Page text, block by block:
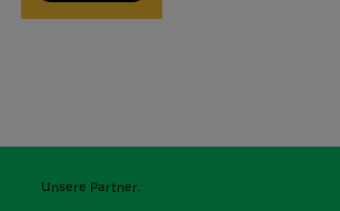
Unsere Partner: